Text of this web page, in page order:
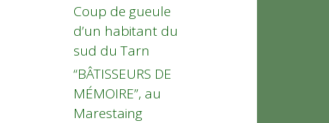
Coup de gueule
d’un habitant du
sud du Tarn
“BÂTISSEURS DE
MÉMOIRE”, au
Marestaing